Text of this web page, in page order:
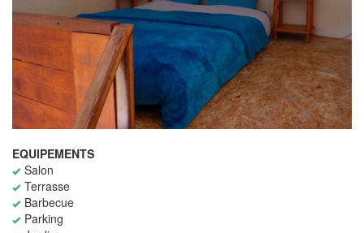
EQUIPEMENTS
Salon
Terrasse
Barbecue
Parking